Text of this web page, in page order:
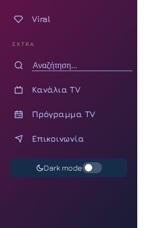
Viral
EXTRA
Κανάλια TV
Πρόγραμμα TV
Επικοινωνία
Dark mode